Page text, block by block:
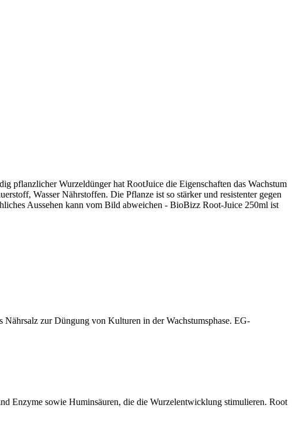
pflanzlicher Wurzeldünger hat RootJuice die Eigenschaften das Wachstum
Wasser Nährstoffen. Die Pflanze ist so stärker und resistenter gegen
Aussehen kann vom Bild abweichen - BioBizz Root-Juice 250ml ist
zur Düngung von Kulturen in der Wachstumsphase. EG-
Enzyme sowie Huminsäuren, die die Wurzelentwicklung stimulieren. Root